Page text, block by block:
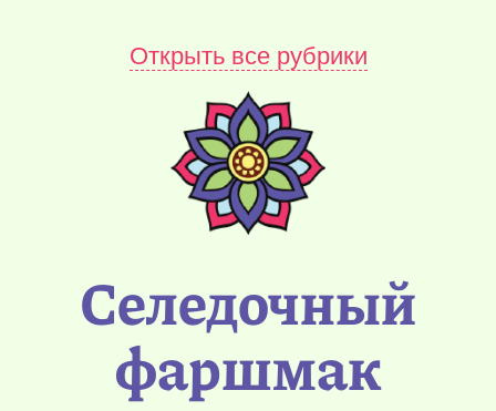
Открыть все рубрики
Селедочный
фаршмак